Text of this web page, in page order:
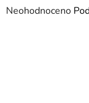
Průměrné
Neohodnoceno